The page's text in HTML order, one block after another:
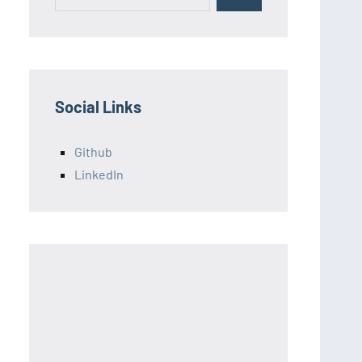
Social Links
Github
LinkedIn